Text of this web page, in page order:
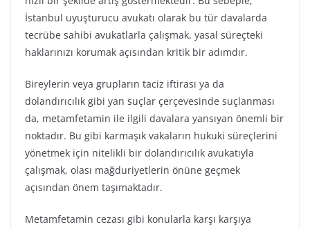
İstanbul uyuşturucu avukatı olarak bu tür davalarda
tecrübe sahibi avukatlarla çalışmak, yasal süreçteki
haklarınızı korumak açısından kritik bir adımdır.
Bireylerin veya grupların taciz iftirası ya da
dolandırıcılık gibi yan suçlar çerçevesinde suçlanması
da, metamfetamin ile ilgili davalara yansıyan önemli bir
noktadır. Bu gibi karmaşık vakaların hukuki süreçlerini
yönetmek için nitelikli bir dolandırıcılık avukatıyla
çalışmak, olası mağduriyetlerin önüne geçmek
açısından önem taşımaktadır.
Metamfetamin cezası gibi konularla karşı karşıya